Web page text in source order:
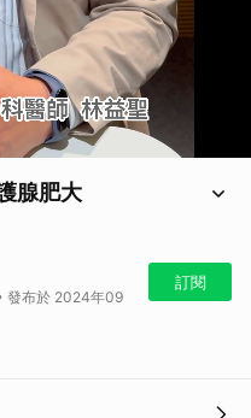
腺肥大
發布於 2024年09
訂閱